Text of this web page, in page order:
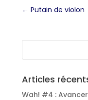
← Putain de violon
Articles
Wah! #4 :